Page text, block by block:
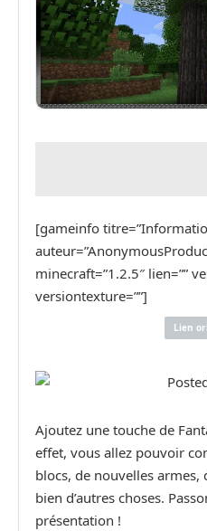
[gameinfo
minecraft=”1.2.5″ lien=””
versiontexture=””]
Lien
Ajoutez une touche de
effet, vous allez pouvoir
blocs, de nouvelles
bien d’autres choses.
présentation !